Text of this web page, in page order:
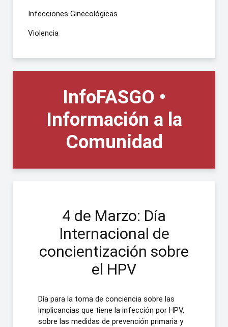
InfoFASGO •
Información a la
Comunidad
4 de Marzo: Día
Internacional de
concientización sobre
el HPV
Día para la toma de conciencia sobre las
implicancias que tiene la infección por HPV,
sobre las medidas de prevención primaria y
Infecciones Ginecológicas
Violencia